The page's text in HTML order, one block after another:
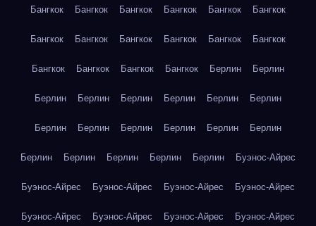
Бангкок Бангкок Бангкок Бангкок Бангкок Бангкок
Бангкок Бангкок Бангкок Бангкок Бангкок Бангкок
Бангкок Бангкок Бангкок Бангкок Берлин Берлин
Берлин Берлин Берлин Берлин Берлин Берлин
Берлин Берлин Берлин Берлин Берлин Берлин
Берлин Берлин Берлин Берлин Берлин Буэнос-Айрес
Буэнос-Айрес Буэнос-Айрес Буэнос-Айрес Буэнос-Айрес
Буэнос-Айрес Буэнос-Айрес Буэнос-Айрес Буэнос-Айрес